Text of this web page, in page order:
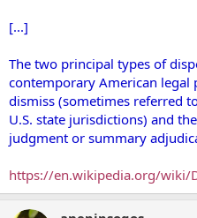
[...]
The two principal types of
contemporary American legal
dismiss (sometimes referred
U.S. state jurisdictions) and
judgment or summary
https://en.wikipedia.org/wiki/